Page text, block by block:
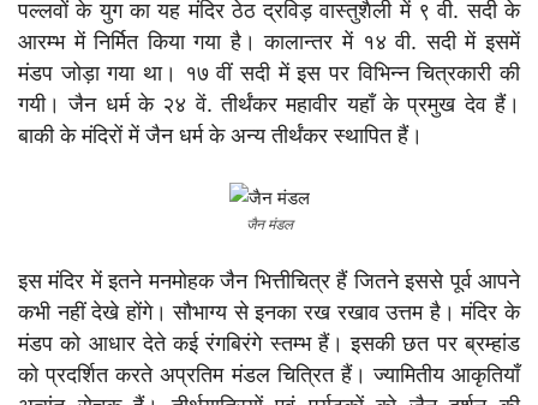
पल्लवों के युग का यह मंदिर ठेठ द्रविड़ वास्तुशैली में ९ वी. सदी के
आरम्भ में निर्मित किया गया है। कालान्तर में १४ वी. सदी में इसमें
मंडप जोड़ा गया था। १७ वीं सदी में इस पर विभिन्न चित्रकारी की
गयी। जैन धर्म के २४ वें. तीर्थंकर महावीर यहाँ के प्रमुख देव हैं।
बाकी के मंदिरों में जैन धर्म के अन्य तीर्थंकर स्थापित हैं।
जैन मंडल
इस मंदिर में इतने मनमोहक जैन भित्तीचित्र हैं जितने इससे पूर्व आपने
कभी नहीं देखे होंगे। सौभाग्य से इनका रख रखाव उत्तम है। मंदिर के
मंडप को आधार देते कई रंगबिरंगे स्तम्भ हैं। इसकी छत पर ब्रम्हांड
को प्रदर्शित करते अप्रतिम मंडल चित्रित हैं। ज्यामितीय आकृतियाँ